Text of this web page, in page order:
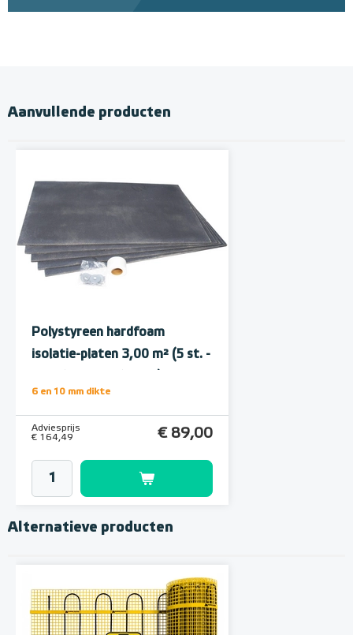
Aanvullende producten
Polystyreen hardfoam
isolatie-platen 3,00 m² (5 st. -
6 en 10 mm dikte
Adviesprijs
€ 164,49
€ 89,00
Alternatieve producten